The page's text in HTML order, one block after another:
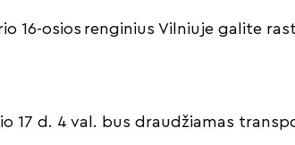
16-osios renginius Vilniuje galite
17 d. 4 val. bus draudžiamas